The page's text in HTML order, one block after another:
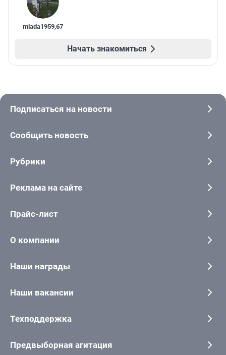
mlada1959,67
Начать знакомиться
Подписаться на новости
Сообщить новость
Рубрики
Реклама на сайте
Прайс-лист
О компании
Наши награды
Наши вакансии
Техподдержка
Предвыборная агитация